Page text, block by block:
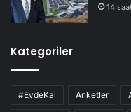
14
Kategoriler
#EvdeKal Anketler